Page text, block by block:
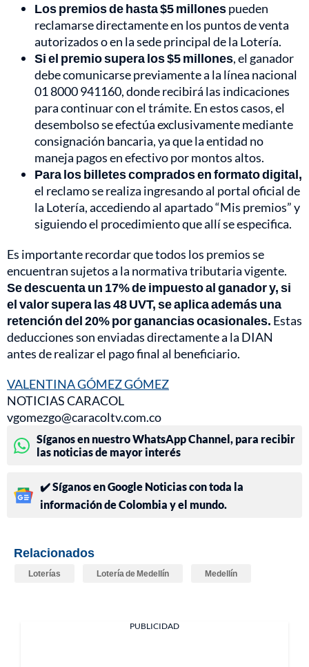
Los premios de hasta $5 millonespueden
reclamarse directamente en los puntos de venta
autorizados o en la sede principal de la Lotería.
Si el premio supera los $5 millones, el ganador
debe comunicarse previamente a la línea nacional
01 8000 941160, donde recibirá las indicaciones
para continuar con el trámite. En estos casos, el
desembolso se efectúa exclusivamente mediante
consignación bancaria, ya que la entidad no
maneja pagos en efectivo por montos altos.
Para los billetes comprados en formato digital,
el reclamo se realiza ingresando al portal oficial de
la Lotería, accediendo al apartado “Mis premios” y
siguiendo el procedimiento que allí se especifica.
Es importante recordar que todos los premios se
encuentran sujetos a la normativa tributaria vigente.
Se descuenta un 17% de impuesto al ganador y, si
el valor supera las 48 UVT, se aplica además una
retención del 20% por ganancias ocasionales. Estas
deducciones son enviadas directamente a la DIAN
antes de realizar el pago final al beneficiario.
VALENTINA GÓMEZ GÓMEZ
NOTICIAS CARACOL
vgomezgo@caracoltv.com.co
Síganos en nuestro WhatsApp Channel, para recibir
las noticias de mayor interés
✔️ Síganos en Google Noticias con toda la
información de Colombia y el mundo.
Relacionados
Loterías Lotería de Medellín Medellín
PUBLICIDAD